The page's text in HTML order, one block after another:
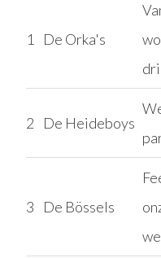
1 De Orka's
2 De Heideboys
3 De Bössels